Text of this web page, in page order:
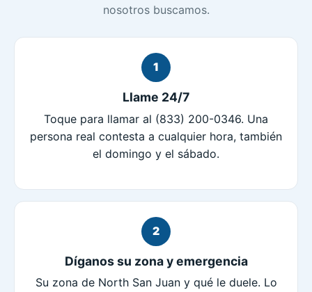
nosotros buscamos.
1
Llame 24/7
Toque para llamar al (833) 200-0346. Una
persona real contesta a cualquier hora, también
el domingo y el sábado.
2
Díganos su zona y emergencia
Su zona de North San Juan y qué le duele. Lo